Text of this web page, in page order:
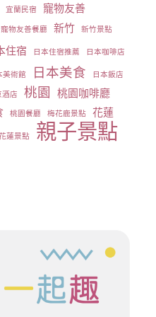
宜蘭民宿 寵物友善
寵物友善餐廳 新竹 新竹景點
住宿 日本住宿推薦 日本咖啡店
美術館 日本美食 日本飯店
酒店 桃園
桃園咖啡廳
桃園餐廳 梅花鹿景點 花蓮
蓮景點 親子景點